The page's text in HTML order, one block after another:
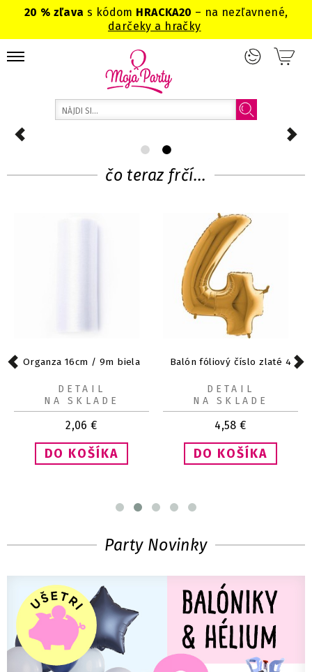
20 % zľavas kódom HRACKA20 – na nezľavnené,
darčeky a hračky
čo teraz frčí...
Organza 16cm / 9m biela
2,06 €
DETAIL
NA SKLADE
Balón fóliový číslo zlaté 4
4,58 €
DETAIL
NA SKLADE
Party Novinky